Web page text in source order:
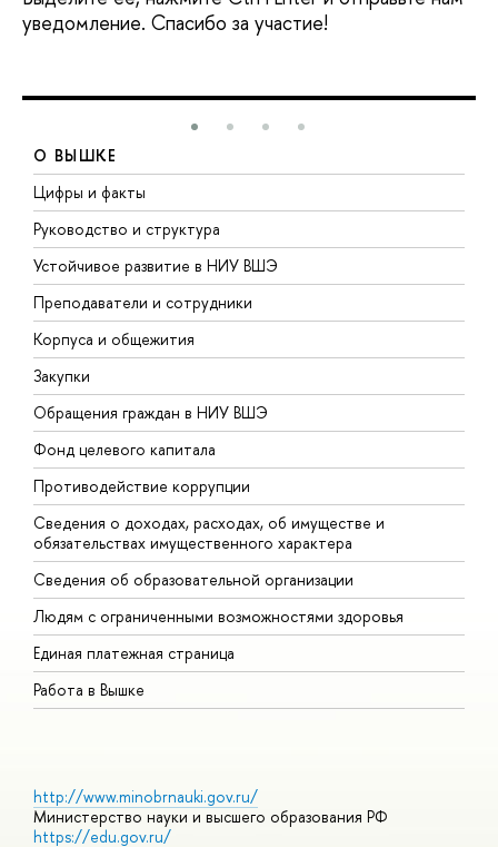
уведомление. Спасибо за участие!
О ВЫШКЕ
Цифры и факты
Руководство и структура
Устойчивое развитие в НИУ ВШЭ
Преподаватели и сотрудники
Корпуса и общежития
Закупки
Обращения граждан в НИУ ВШЭ
Фонд целевого капитала
Противодействие коррупции
Сведения о доходах, расходах, об имуществе и
обязательствах имущественного характера
Сведения об образовательной организации
Людям с ограниченными возможностями здоровья
Единая платежная страница
Работа в Вышке
http://www.minobrnauki.gov.ru/
Министерство науки и высшего образования РФ
https://edu.gov.ru/